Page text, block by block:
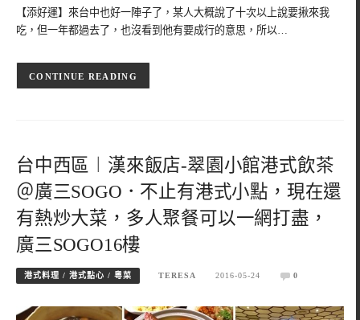
【添好運】來台中也好一陣子了，某人大概說了十次以上說要揪來我
吃，但一年都過去了，也沒看到他有要成行的意思，所以…
CONTINUE READING
台中西區︱漢來飯店-翠園小館港式飲茶
＠廣三SOGO．不止有港式小點，現在還
有熱炒大菜，多人聚餐可以一網打盡，
廣三SOGO16樓
港式料理 / 港式點心 / 粵菜 TERESA 2016-05-24 0